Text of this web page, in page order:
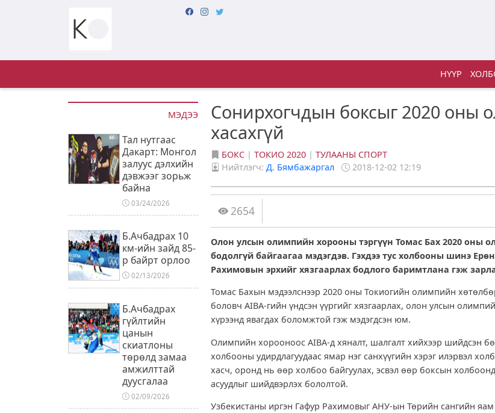
НҮҮР
МЭДЭЭ
Тал нутгаас
Дакарт: Монгол
залуус дэлхийн
дэвжээг зорьж
байна
03/24/2026
Б.Ачбадрах 10
км-ийн зайд 85-
р байрт орлоо
02/13/2026
Б.Ачбадрах
гүйлтийн
цанын
скиатлоны
төрөлд замаа
амжилттай
дуусгалаа
02/09/2026
Сонирхогчдын боксыг 2020 оны
хасахгүй
БОКС |ТОКИО 2020 |ТУЛААНЫ СПОРТ
Нийтлэгч:Д. Бямбажаргал 2018-12-02 12:19
2654
Олон улсын олимпийн хорооны тэргүүн Томас Бах 2020 оны
бодолгүй байгаагаа мэдэгдэв. Гэхдээ тус холбооны шинэ
Рахимовын эрхийг хязгаарлах бодлого баримтлана гэж
Томас Бахын мэдээлснээр 2020 оны Токиогийн олимпийн
боловч AIBA-гийн үндсэн үүргийг хязгаарлах, олон улсын
хүрээнд явагдах боломжтой гэж мэдэгдсэн юм.
Олимпийн хорооноос AIBA-д хяналт, шалгалт хийхээр шийдсэн
холбооны удирдлагуудаас ямар нэг санхүүгийн хэрэг илэрвэл
хасч, оронд нь өөр холбоо байгуулах, эсвэл өөр боксын
асуудлыг шийдвэрлэх бололтой.
Узбекистаны иргэн Гафур Рахимовыг АНУ-ын Төрийн сангийн яам